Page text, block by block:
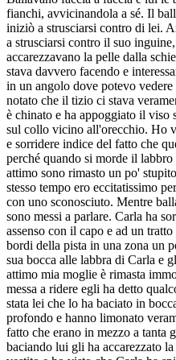
fianchi, avvicinandola a sé. Il
iniziò a strusciarsi contro di lei.
a strusciarsi contro il suo
accarezzavano la pelle dalla
stava davvero facendo e
in un angolo dove potevo
notato che il tizio ci stava
è chinato e ha appoggiato il viso
sul collo vicino all'orecchio. Ho
e sorridere indice del fatto che
perché quando si morde il
attimo sono rimasto un po'
stesso tempo ero eccitatissimo
con uno sconosciuto. Mentre
sono messi a parlare. Carla ha
assenso con il capo e ad un
bordi della pista in una zona un
sua bocca alle labbra di Carla e
attimo mia moglie è rimasta
messa a ridere egli ha detto
stata lei che lo ha baciato in
profondo e hanno limonato
fatto che erano in mezzo a tanta
baciando lui gli ha accarezzato